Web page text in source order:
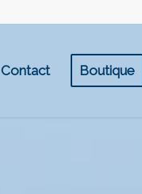
Contact Boutique